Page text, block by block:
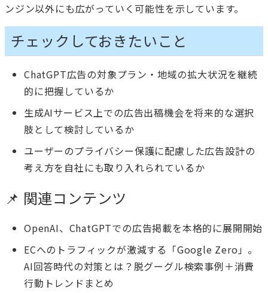
ンジン以外にも広がっていく可能性を示しています。
チェックしておきたいこと
ChatGPT広告の対象プラン・地域の拡大状況を継続
的に把握しているか
生成AIサービス上での広告出稿機会を将来的な選択
肢として検討しているか
ユーザーのプライバシー保護に配慮した広告設計の
考え方を自社にも取り入れられているか
📌 関連コンテンツ
OpenAI、ChatGPTでの広告掲載を本格的に展開開始
ECへのトラフィックが激減する「Google Zero」。
AI回答時代の対策とは？脱グーグル検索事例＋消費
行動トレンドまとめ